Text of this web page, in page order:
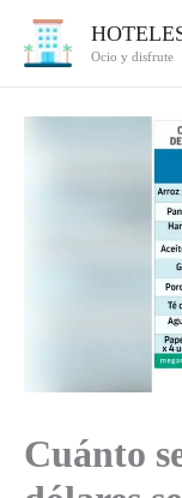
Ocio y disfrute
Cuánto